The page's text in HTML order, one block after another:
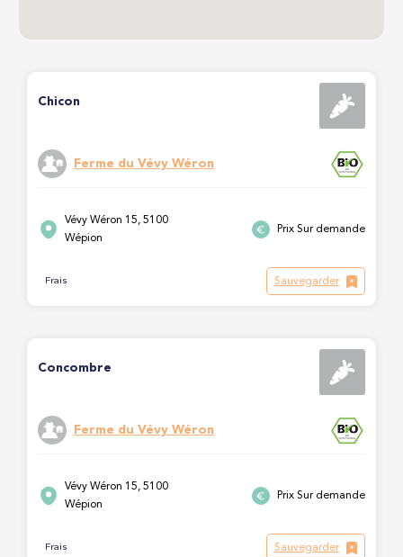
Chicon
Ferme du Vévy Wéron
Vévy Wéron 15, 5100
Wépion
Prix Sur demande
Frais Sauvegarder
Concombre
Ferme du Vévy Wéron
Vévy Wéron 15, 5100
Wépion
Prix Sur demande
Frais Sauvegarder